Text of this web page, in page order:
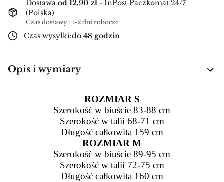
Dostawa od 12,90 zł - InPost Paczkomat 24/7
(Polska)
Czas dostawy : 1-2 dni robocze
Czas wysyłki:do 48 godzin
Opis i wymiary
ROZMIAR S
Szerokość w biuście 83-88 cm
Szerokość w talii 68-71 cm
Długość całkowita 159 cm
ROZMIAR M
Szerokość w biuście 89-95 cm
Szerokość w talii 72-75 cm
Długość całkowita 160 cm